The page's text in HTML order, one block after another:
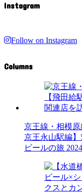
Instagram
Follow on Instagram
Columns
京王線・相模
京王永山駅編
ビールの旅